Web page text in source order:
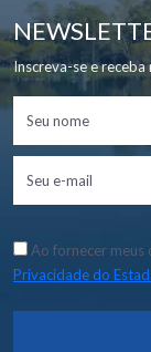
Inscreva-se e
Ao fornecer meus
Privacidade do